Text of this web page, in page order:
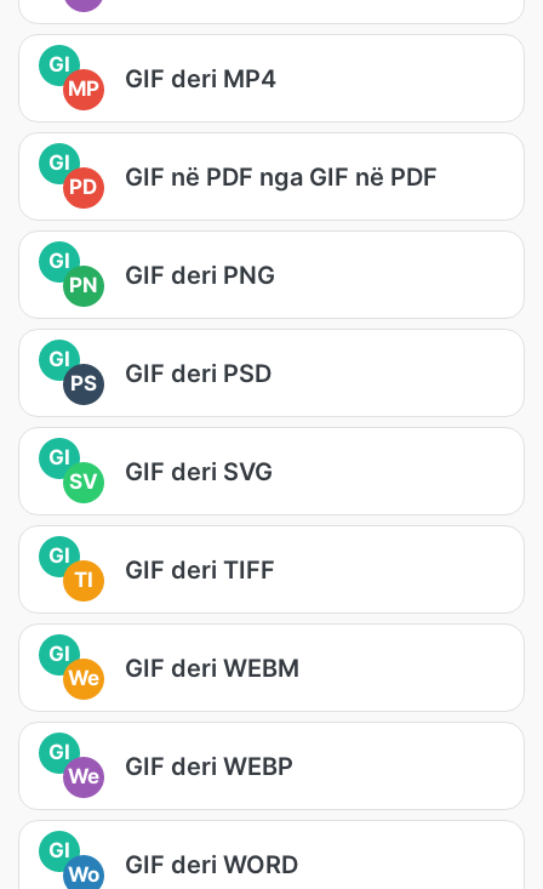
GI
MP
GIF deri MP4
GI
PD
GIF në PDF nga GIF në PDF
GI
PN
GIF deri PNG
GI
PS
GIF deri PSD
GI
SV
GIF deri SVG
GI
TI
GIF deri TIFF
GI
We
GIF deri WEBM
GI
We
GIF deri WEBP
GI
Wo
GIF deri WORD